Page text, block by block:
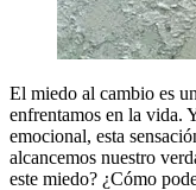
El miedo al cambio es
enfrentamos en la vida.
emocional, esta
alcancemos nuestro
este miedo? ¿Cómo